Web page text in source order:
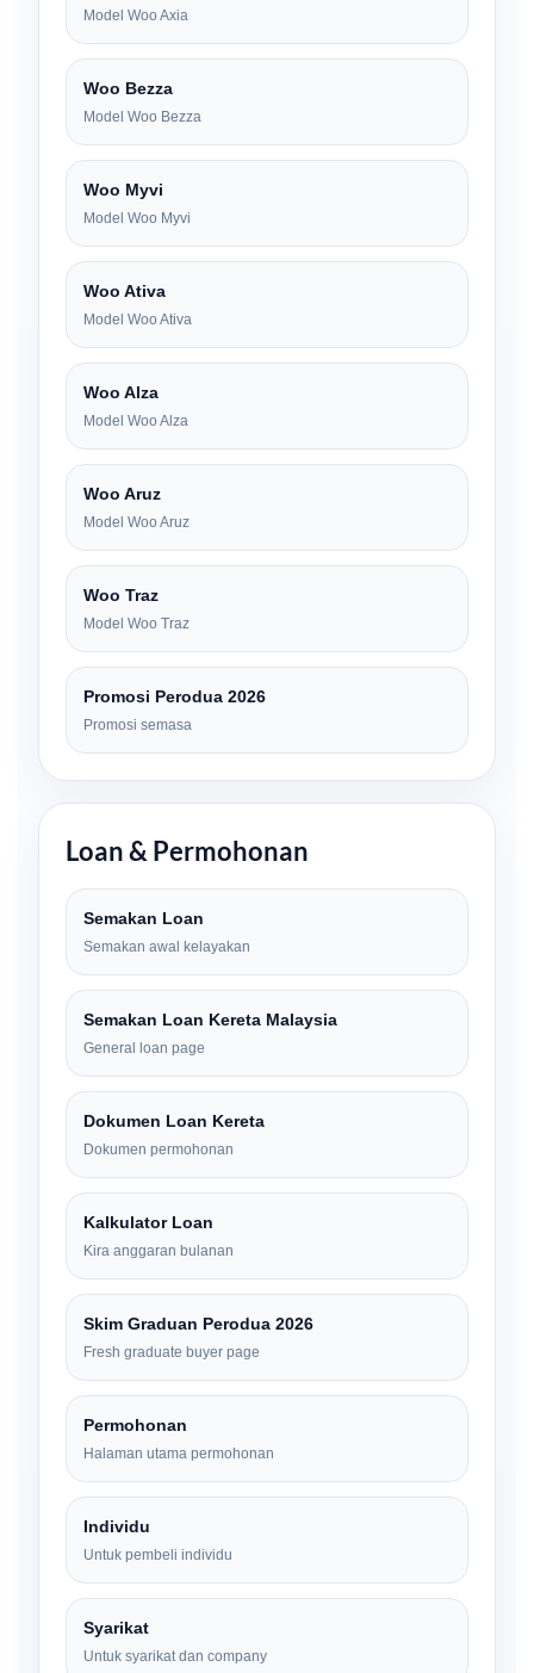
Model Woo Axia
Woo Bezza
Model Woo Bezza
Woo Myvi
Model Woo Myvi
Woo Ativa
Model Woo Ativa
Woo Alza
Model Woo Alza
Woo Aruz
Model Woo Aruz
Woo Traz
Model Woo Traz
Promosi Perodua 2026
Promosi semasa
Loan & Permohonan
Semakan Loan
Semakan awal kelayakan
Semakan Loan Kereta Malaysia
General loan page
Dokumen Loan Kereta
Dokumen permohonan
Kalkulator Loan
Kira anggaran bulanan
Skim Graduan Perodua 2026
Fresh graduate buyer page
Permohonan
Halaman utama permohonan
Individu
Untuk pembeli individu
Syarikat
Untuk syarikat dan company